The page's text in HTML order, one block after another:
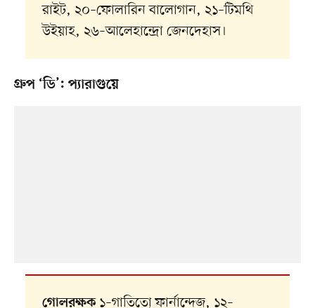
রাইট, ২০–ফোলারিন বালোগান, ২১–টিমথি
উইয়াহ, ২৬–আলেহান্দ্রো জেনদেহাস।
গ্রুপ ‘ডি’: প্যারাগুয়ে
গোলরক্ষক১–গাতিতো্ ফার্নান্দেজ, ১২–